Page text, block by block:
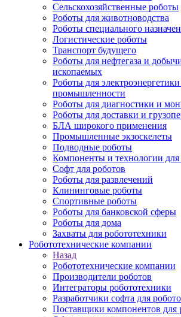
Сельскохозяйственные роботы
Роботы для животноводства
Роботы специального
Логистические роботы
Транспорт будущего
Роботы для нефтегаза и
ископаемых
Роботы для
промышленности
Роботы для диагностики и
Роботы для доставки и
БЛА широкого применения
Промышленные экзоскелеты
Подводные роботы
Компоненты и технологии для
Софт для роботов
Роботы для развлечений
Клининговые роботы
Спортивные роботы
Роботы для банковской сферы
Роботы для дома
Захваты для робототехники
Робототехнические компании
Назад
Робототехнические компании
Производители роботов
Интеграторы робототехники
Разработчики софта для
Поставщики компонентов для